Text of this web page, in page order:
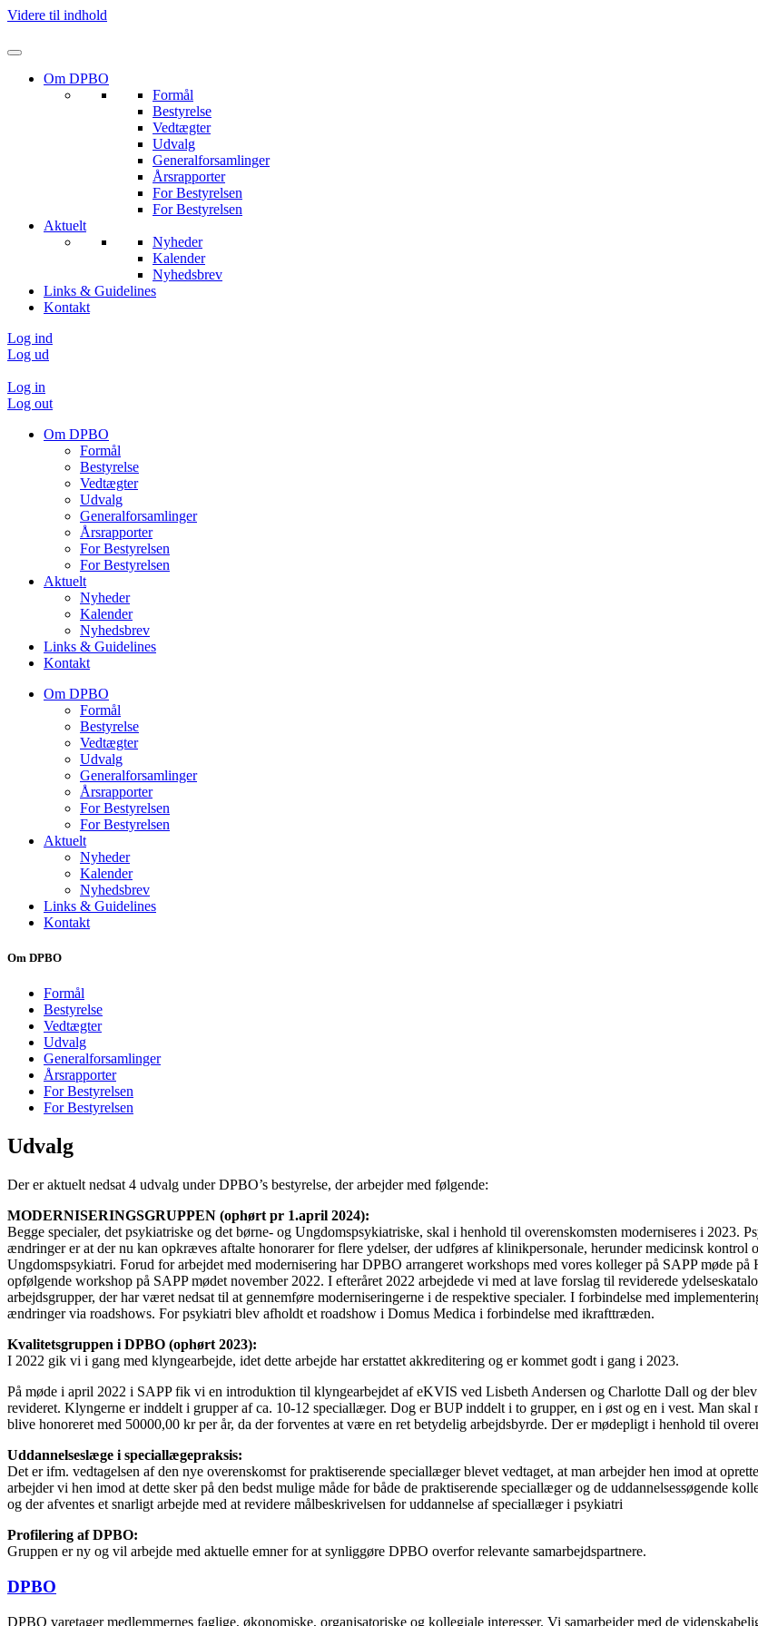
Videre til indhold
Om DPBO
Formål
Bestyrelse
Vedtægter
Udvalg
Generalforsamlinger
Årsrapporter
For Bestyrelsen
For Bestyrelsen
Aktuelt
Nyheder
Kalender
Nyhedsbrev
Links & Guidelines
Kontakt
Log ind
Log ud
Log in
Log out
Om DPBO
Formål
Bestyrelse
Vedtægter
Udvalg
Generalforsamlinger
Årsrapporter
For Bestyrelsen
For Bestyrelsen
Aktuelt
Nyheder
Kalender
Nyhedsbrev
Links & Guidelines
Kontakt
Om DPBO
Formål
Bestyrelse
Vedtægter
Udvalg
Generalforsamlinger
Årsrapporter
For Bestyrelsen
For Bestyrelsen
Aktuelt
Nyheder
Kalender
Nyhedsbrev
Links & Guidelines
Kontakt
Om DPBO
Formål
Bestyrelse
Vedtægter
Udvalg
Generalforsamlinger
Årsrapporter
For Bestyrelsen
For Bestyrelsen
Udvalg
Der er aktuelt nedsat 4 udvalg under DPBO’s bestyrelse, der arbejder med følgende:
MODERNISERINGSGRUPPEN (ophørt pr 1.april 2024):
Begge specialer, det psykiatriske og det børne- og Ungdomspsykiatriske, skal i henhold til overenskomsten moderniseres i
ændringer er at der nu kan opkræves aftalte honorarer for flere ydelser, der udføres af klinikpersonale, herunder medicinsk
Ungdomspsykiatri. Forud for arbejdet med modernisering har DPBO arrangeret workshops med vores kolleger på SAPP møde
opfølgende workshop på SAPP mødet november 2022. I efteråret 2022 arbejdede vi med at lave forslag til reviderede
arbejdsgrupper, der har været nedsat til at gennemføre moderniseringerne i de respektive specialer. I forbindelse med
ændringer via roadshows. For psykiatri blev afholdt et roadshow i Domus Medica i forbindelse med ikrafttræden.
Kvalitetsgruppen i DPBO (ophørt 2023):
I 2022 gik vi i gang med klyngearbejde, idet dette arbejde har erstattet akkreditering og er kommet godt i gang i 2023.
På møde i april 2022 i SAPP fik vi en introduktion til klyngearbejdet af eKVIS ved Lisbeth Andersen og Charlotte Dall og der
revideret. Klyngerne er inddelt i grupper af ca. 10-12 speciallæger. Dog er BUP inddelt i to grupper, en i øst og en i vest. Man
blive honoreret med 50000,00 kr per år, da der forventes at være en ret betydelig arbejdsbyrde. Der er mødepligt i henhold til
Uddannelseslæge i speciallægepraksis:
Det er ifm. vedtagelsen af den nye overenskomst for praktiserende speciallæger blevet vedtaget, at man arbejder hen imod at
arbejder vi hen imod at dette sker på den bedst mulige måde for både de praktiserende speciallæger og de uddannelsessøgende
og der afventes et snarligt arbejde med at revidere målbeskrivelsen for uddannelse af speciallæger i psykiatri
Profilering af DPBO:
Gruppen er ny og vil arbejde med aktuelle emner for at synliggøre DPBO overfor relevante samarbejdspartnere.
DPBO
DPBO varetager medlemmernes faglige, økonomiske, organisatoriske og kollegiale interesser. Vi samarbejder med de